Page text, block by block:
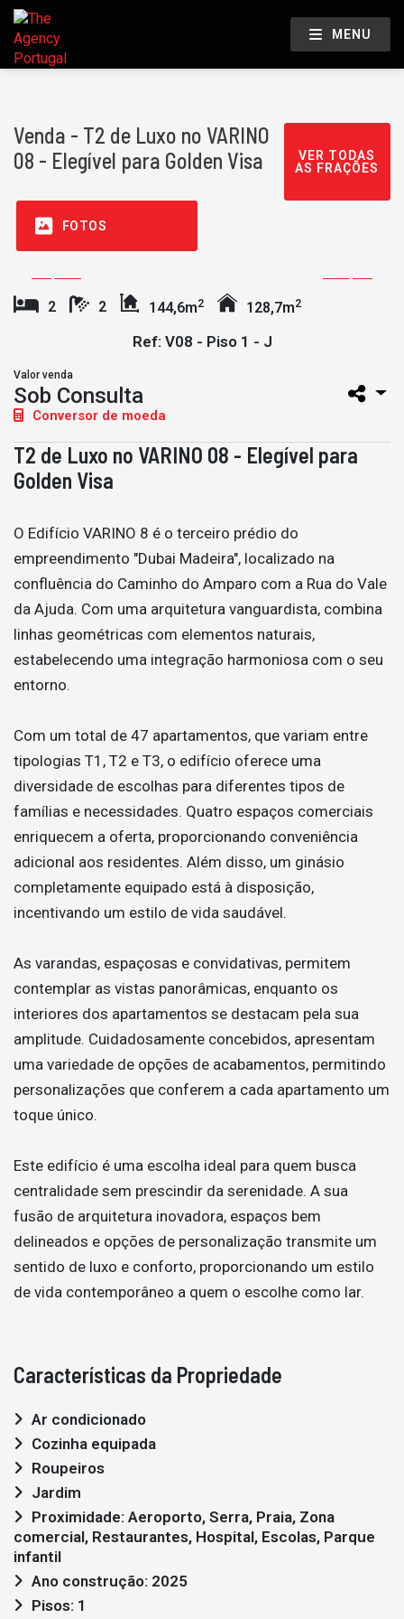
MENU
Venda - T2 de Luxo no VARINO
08 - Elegível para Golden Visa
VER TODAS
AS FRAÇÕES
FOTOS
2 2 144,6m2 128,7m2
Ref: V08 - Piso 1 - J
Valor venda
Sob Consulta
Conversor de moeda
T2 de Luxo no VARINO 08 - Elegível para
Golden Visa
O Edifício VARINO 8 é o terceiro prédio do
empreendimento "Dubai Madeira", localizado na
confluência do Caminho do Amparo com a Rua do Vale
da Ajuda. Com uma arquitetura vanguardista, combina
linhas geométricas com elementos naturais,
estabelecendo uma integração harmoniosa com o seu
entorno.
Com um total de 47 apartamentos, que variam entre
tipologias T1, T2 e T3, o edifício oferece uma
diversidade de escolhas para diferentes tipos de
famílias e necessidades. Quatro espaços comerciais
enriquecem a oferta, proporcionando conveniência
adicional aos residentes. Além disso, um ginásio
completamente equipado está à disposição,
incentivando um estilo de vida saudável.
As varandas, espaçosas e convidativas, permitem
contemplar as vistas panorâmicas, enquanto os
interiores dos apartamentos se destacam pela sua
amplitude. Cuidadosamente concebidos, apresentam
uma variedade de opções de acabamentos, permitindo
personalizações que conferem a cada apartamento um
toque único.
Este edifício é uma escolha ideal para quem busca
centralidade sem prescindir da serenidade. A sua
fusão de arquitetura inovadora, espaços bem
delineados e opções de personalização transmite um
sentido de luxo e conforto, proporcionando um estilo
de vida contemporâneo a quem o escolhe como lar.
Características da Propriedade
Ar condicionado
Cozinha equipada
Roupeiros
Jardim
comercial, Restaurantes, Hospital, Escolas, Parque
infantil
Ano construção: 2025
Pisos: 1